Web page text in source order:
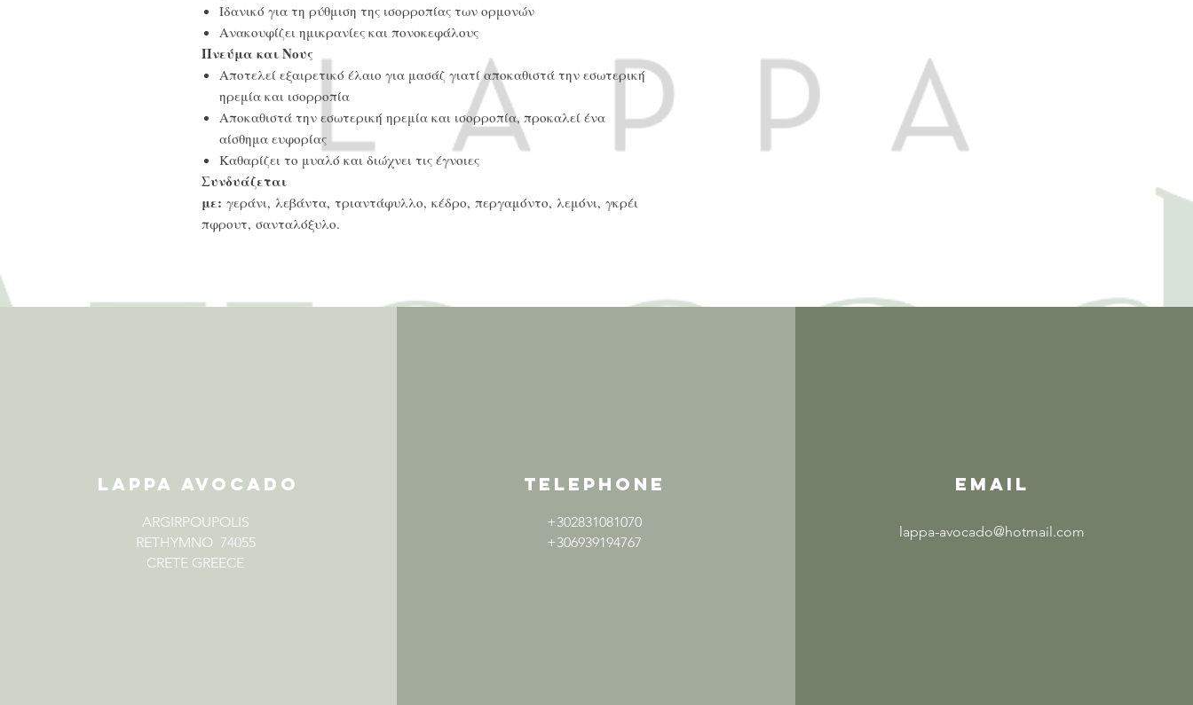
Ιδανικό για τη ρύθμιση της ισορροπίας των ορμονών
Ανακουφίζει ημικρανίες και πονοκεφάλους
Πνεύμα και Νους
Αποτελεί εξαιρετικό έλαιο για μασάζ γιατί αποκαθιστά την εσωτερική
ηρεμία και ισορροπία
Αποκαθιστά την εσωτερική ηρεμία και ισορροπία, προκαλεί ένα
αίσθημα ευφορίας
Καθαρίζει το μυαλό και διώχνει τις έγνοιες
Συνδυάζεται
με: γεράνι, λεβάντα, τριαντάφυλλο, κέδρο, περγαμόντο, λεμόνι, γκρέι
πφρουτ, σανταλόξυλο.
LAPPA AVOCADO
ARGIRPOUPOLIS
RETHYMNO 74055
CRETE GREECE
TELEPHONE
+302831081070
+306939194767
EMAIL
lappa-avocado@hotmail.com